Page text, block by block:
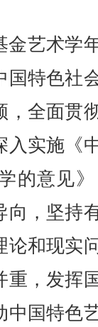
艺术学
国特色社
，全面贯
入实施《
的意见
向，坚持
论和现实
重，发挥
中国特色